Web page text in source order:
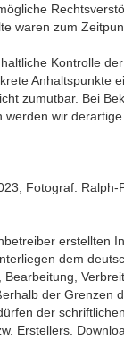
waren zum
Kontrolle
Anhaltspunkte
zumutbar. Bei
werden wir
Fotograf: Ralph-
erstellten
dem
Bearbeitung,
der Grenzen
der
Erstellers.